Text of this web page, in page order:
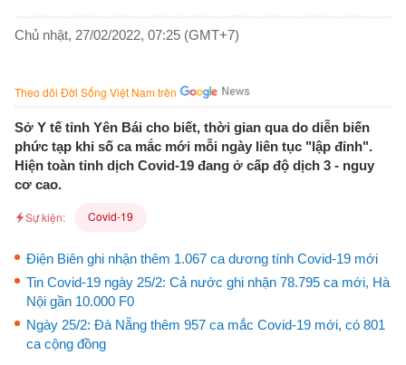
Chủ nhật, 27/02/2022, 07:25 (GMT+7)
Theo dõi Đời Sống Việt Nam trên
Sở Y tế tỉnh Yên Bái cho biết, thời gian qua do diễn biến
phức tạp khi số ca mắc mới mỗi ngày liên tục "lập đỉnh".
Hiện toàn tỉnh dịch Covid-19 đang ở cấp độ dịch 3 - nguy
cơ cao.
Sự kiện: Covid-19
Điện Biên ghi nhận thêm 1.067 ca dương tính Covid-19 mới
Tin Covid-19 ngày 25/2: Cả nước ghi nhận 78.795 ca mới, Hà
Nội gần 10.000 F0
Ngày 25/2: Đà Nẵng thêm 957 ca mắc Covid-19 mới, có 801
ca cộng đồng